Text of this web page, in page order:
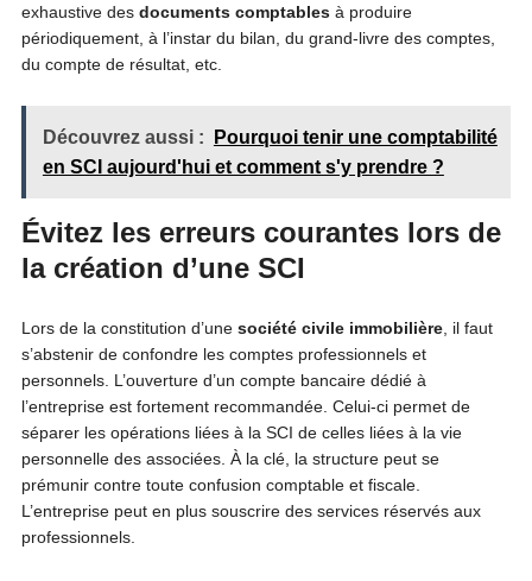
exhaustive des documents comptablesà produire
périodiquement, à l’instar du bilan, du grand-livre des comptes,
du compte de résultat, etc.
Découvrez aussi :
Pourquoi tenir une comptabilité
en SCI aujourd'hui et comment s'y prendre ?
Évitez les erreurs courantes lors de
la création d’une SCI
Lors de la constitution d’une société civile immobilière, il faut
s’abstenir de confondre les comptes professionnels et
personnels. L’ouverture d’un compte bancaire dédié à
l’entreprise est fortement recommandée. Celui-ci permet de
séparer les opérations liées à la SCI de celles liées à la vie
personnelle des associées. À la clé, la structure peut se
prémunir contre toute confusion comptable et fiscale.
L’entreprise peut en plus souscrire des services réservés aux
professionnels.